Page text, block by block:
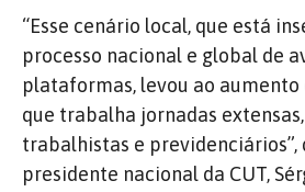
“Esse cenário local, que está
processo nacional e global de
plataformas, levou ao
que trabalha jornadas
trabalhistas e previdenciários”,
presidente nacional da CUT,